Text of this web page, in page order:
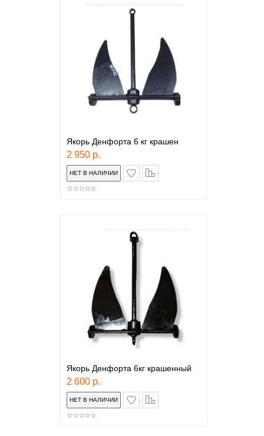
Якорь Денфорта 6 кг крашен
2 950 р.
в закладки
Якорь Денфорта 6кг крашенный
2 600 р.
в закладки